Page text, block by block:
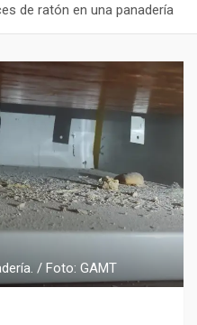
de ratón en una panadería
/ Foto: GAMT